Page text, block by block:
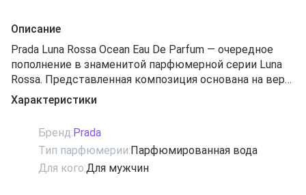
Описание
Prada Luna Rossa Ocean Eau De Parfum — очередное
пополнение в знаменитой парфюмерной серии Luna
Rossa. Представленная композиция основана на вере
в то, что благодаря технологиям продления нас самих
мы можем расширить наши границы, переосмыслить
Парфюм сочетает изысканность и чувственность с
новейшими технологиями и лучшими натуральными
ингредиентами. Известно, что ароматы Prada Luna
Характеристики
Бренд:Prada
Тип парфюмерии:Парфюмированная вода
Для кого:Для мужчин